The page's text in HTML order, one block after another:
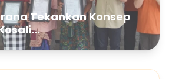
Tekankan Konsep